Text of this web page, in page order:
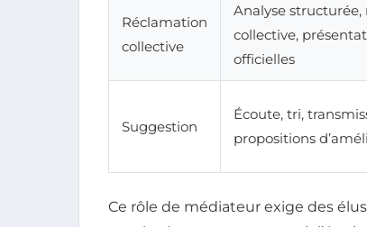
Réclamation
collective
Analyse
collective,
officielles
Suggestion
Écoute, tri,
propositions
Ce rôle de médiateur exige des